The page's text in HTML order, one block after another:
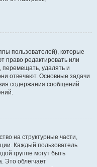
пользователей), которые
право редактировать или
перемещать, удалять и
отвечают. Основные задачи
содержания сообщений
на структурные части,
Каждый пользователь
группе могут быть
Это облегчает